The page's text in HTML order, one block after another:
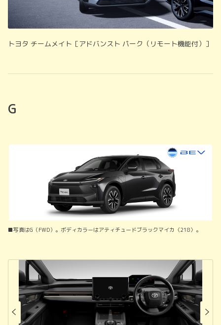
トヨタ チームメイト［アドバンスト パーク（リモート機能付）］
G
■写真はG（FWD）。ボディカラーはアティチュードブラックマイカ〈218〉。